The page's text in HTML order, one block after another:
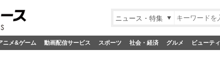
ニュース・特集
ニメ&ゲーム 動画配信サービス スポーツ 社会・経済 グルメ ビューティ